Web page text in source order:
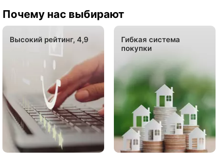
Почему нас выбирают
Высокий рейтинг, 4,9
Гибкая система
покупки